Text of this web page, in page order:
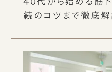
続のコツまで徹底解